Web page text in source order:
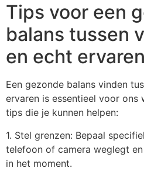
Tips voor een
balans tussen
en echt ervaren
Een gezonde balans vinden
ervaren is essentieel voor ons
tips die je kunnen helpen:
1. Stel grenzen: Bepaal
telefoon of camera weglegt
in het moment.